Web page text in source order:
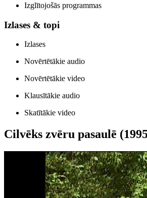
Izglītojošās programmas
Izlases & topi
Izlases
Novērtētākie audio
Novērtētākie video
Klausītākie audio
Skatītākie video
Cilvēks zvēru pasaulē